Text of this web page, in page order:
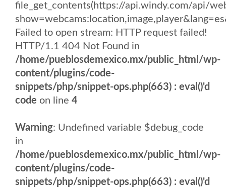
file_get_contents(https://api.windy.com/api/
Failed to open stream: HTTP request failed!
HTTP/1.1 404 Not Found in
/home/pueblosdemexico.mx/public_html/wp-
content/plugins/code-
snippets/php/snippet-ops.php(663) : eval()'d
code on line 4
Warning: Undefined variable $debug_code
in
/home/pueblosdemexico.mx/public_html/wp-
content/plugins/code-
snippets/php/snippet-ops.php(663) : eval()'d